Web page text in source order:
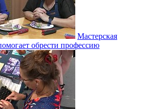
Мастерская
обрести профессию